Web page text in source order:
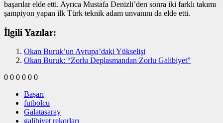
başarılar elde etti. Ayrıca Mustafa Denizli’den sonra iki farklı takımı
şampiyon yapan ilk Türk teknik adam unvanını da elde etti.
İlgili Yazılar:
Okan Buruk’un Avrupa’daki Yükselişi
Okan Buruk: “Zorlu Deplasmandan Zorlu Galibiyet”
0 0 0 0 0 0
Başarı
futbolcu
Galatasaray
galibiyet rekorları